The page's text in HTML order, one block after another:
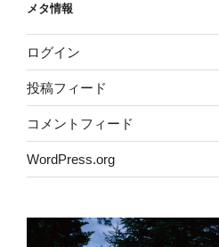
メタ情報
ログイン
投稿フィード
コメントフィード
WordPress.org